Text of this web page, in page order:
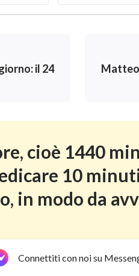
il 24
Matteo 22:37 –
cioè 1440
10
in modo da
Connettiti con noi su